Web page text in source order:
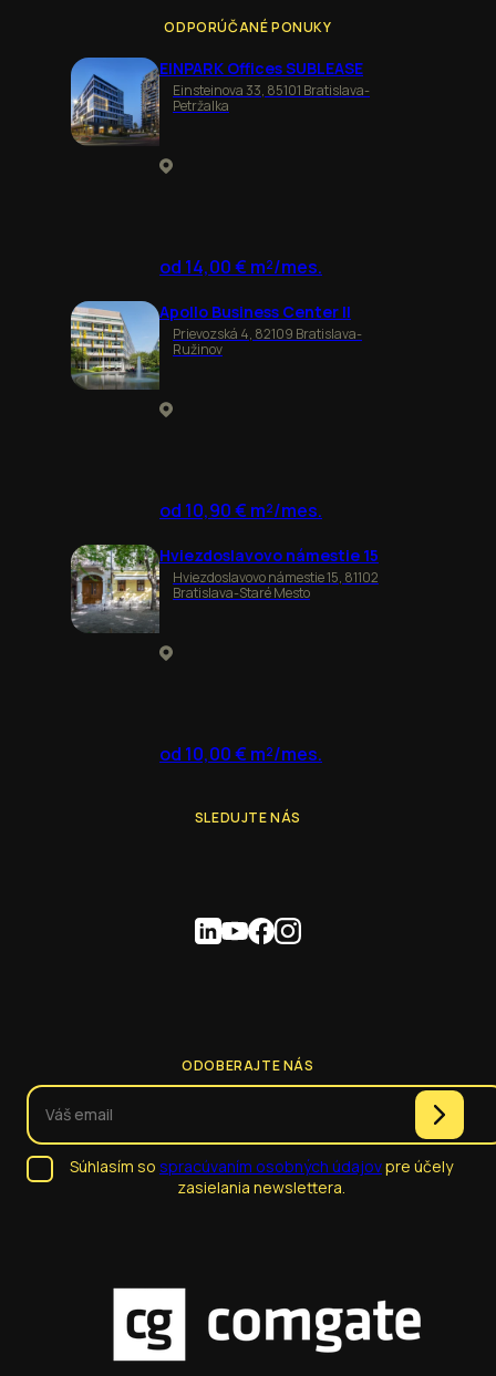
ODPORÚČANÉ PONUKY
EINPARK Offices SUBLEASE
Einsteinova 33, 85101 Bratislava-
Petržalka
od 14,00 € m²/mes.
Apollo Business Center II
Prievozská 4, 82109 Bratislava-
Ružinov
od 10,90 € m²/mes.
Hviezdoslavovo námestie 15
Hviezdoslavovo námestie 15, 81102
Bratislava-Staré Mesto
od 10,00 € m²/mes.
SLEDUJTE NÁS
ODOBERAJTE NÁS
Súhlasím so spracúvaním osobných údajovpre účely
zasielania newslettera.